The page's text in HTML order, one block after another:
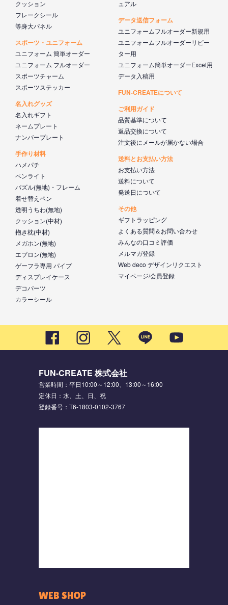
クッション
フレークシール
等身大パネル
スポーツ・ユニフォーム
ユニフォーム 簡単オーダー
ユニフォーム フルオーダー
スポーツチャーム
スポーツステッカー
名入れグッズ
名入れギフト
ネームプレート
ナンバープレート
手作り材料
ハメパチ
ペンライト
パズル(無地)・フレーム
着せ替えペン
透明うちわ(無地)
クッション(中材)
抱き枕(中材)
メガホン(無地)
エプロン(無地)
ゲーフラ専用 パイプ
ディスプレイケース
デコパーツ
カラーシール
ュアル
データ送信フォーム
ユニフォームフルオーダー新規用
ユニフォームフルオーダーリピー
ター用
ユニフォーム簡単オーダーExcel用
データ入稿用
FUN-CREATEについて
ご利用ガイド
品質基準について
返品交換について
注文後にメールが届かない場合
送料とお支払い方法
お支払い方法
送料について
発送日について
その他
ギフトラッピング
よくある質問＆お問い合わせ
みんなの口コミ評価
メルマガ登録
Web deco デザインリクエスト
マイページ/会員登録
FUN-CREATE 株式会社
営業時間：平日10:00～12:00、13:00～16:00
定休日：水、土、日、祝
登録番号：T6-1803-0102-3767
WEB SHOP